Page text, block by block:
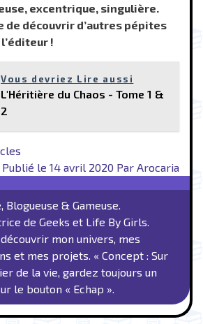
excentrique, singulière.
de découvrir d’autres pépites
!
Vous devriez Lire aussi
L'Héritière du Chaos - Tome 1 &
2
Publié le 14 avril 2020 Par Arocaria
Blogueuse & Gameuse.
de Geeks et Life By Girls.
mon univers, mes
et mes projets. « Concept : Sur
de la vie, gardez toujours un
le bouton « Echap ».